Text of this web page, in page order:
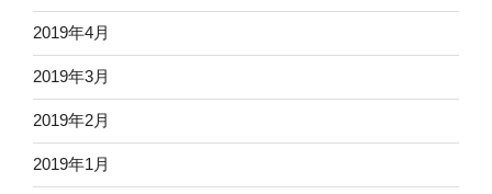
2019年4月
2019年3月
2019年2月
2019年1月